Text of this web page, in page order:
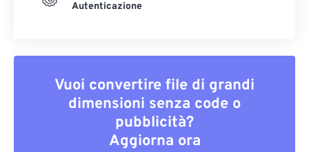
Autenticazione
Vuoi convertire file di grandi
dimensioni senza code o
pubblicità?
Aggiorna ora